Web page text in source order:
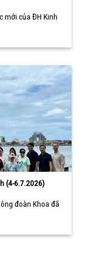
mới của ĐH Kinh
(4-6.7.2026)
đoàn Khoa đã